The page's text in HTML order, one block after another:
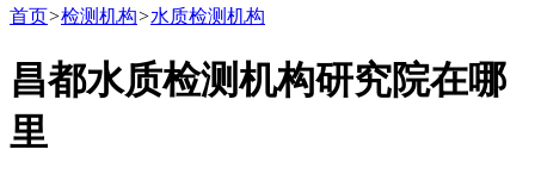
首页>检测机构>水质检测机构
昌都水质检测机构研究院在哪
里